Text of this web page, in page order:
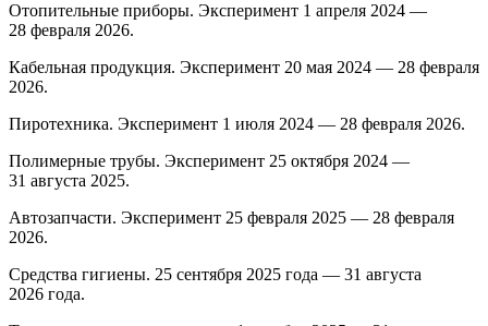
Отопительные приборы. Эксперимент 1 апреля 2024 —
28 февраля 2026.
Кабельная продукция. Эксперимент 20 мая 2024 — 28 февраля
2026.
Пиротехника. Эксперимент 1 июля 2024 — 28 февраля 2026.
Полимерные трубы. Эксперимент 25 октября 2024 —
31 августа 2025.
Автозапчасти. Эксперимент 25 февраля 2025 — 28 февраля
2026.
Средства гигиены. 25 сентября 2025 года — 31 августа
2026 года.